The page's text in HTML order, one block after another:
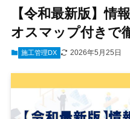
【令和最新版】情
オスマップ付きで
施工管理DX 2026年5月25日